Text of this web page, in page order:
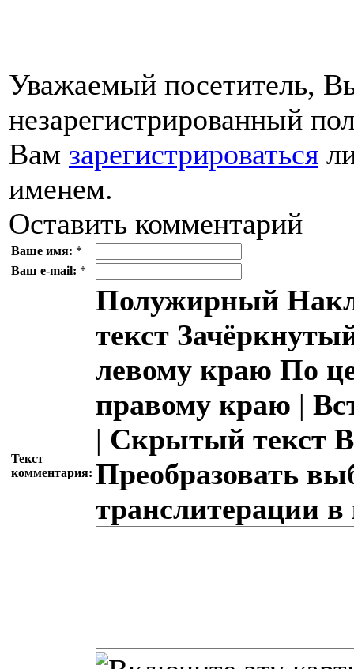
Уважаемый посетитель,
незарегистрированный
Вам зарегистрироваться
именем.
Оставить комментарий
Ваше имя: *
Ваш e-mail: *
Текст
комментария:
Полужирный
текст
левому краю По
правому краю |
| Скрытый текст
Преобразовать
транслитерации